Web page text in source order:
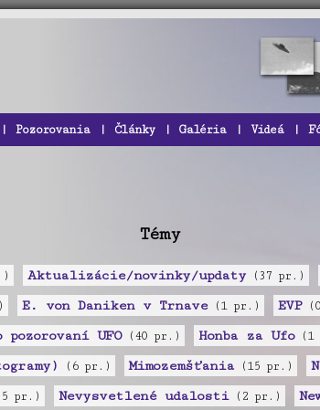
| Pozorovania | Články | Galéria | Videá |
Témy
Aktualizácie/novinky/updaty (37 pr.)
E. von Daniken v Trnave(1 pr.) EVP
UFO(40 pr.) Honba za Ufo(1
(6 pr.) Mimozemšťania (15 pr.)
pr.) Nevysvetlené udalosti(2 pr.)